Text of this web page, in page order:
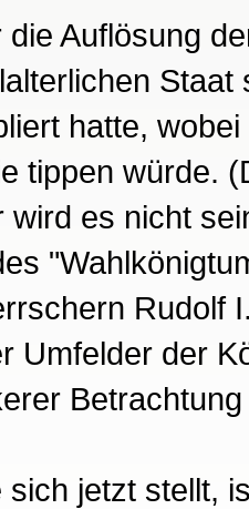
die Auflösung
hatte,
tippen würde.
wird es nicht
Rudolf
Umfelder der
sich jetzt stellt,